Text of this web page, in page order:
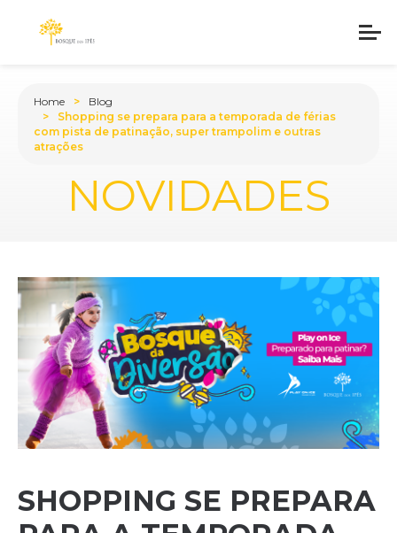
NOVIDADES
Home
Blog
Shopping se prepara para a temporada de férias
com pista de patinação, super trampolim e outras
atrações
SHOPPING SE PREPARA